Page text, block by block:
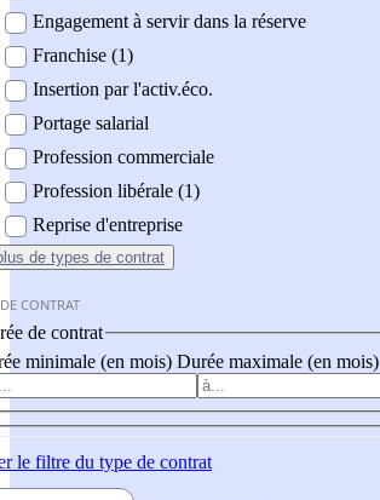
Engagement à servir dans la réserve
Franchise (1)
Insertion par l'activ.éco.
Portage salarial
Profession commerciale
Profession libérale (1)
Reprise d'entreprise
de types de contrat
CONTRAT
de contrat
minimale (en mois) Durée maximale (en mois)
le filtre du type de contrat